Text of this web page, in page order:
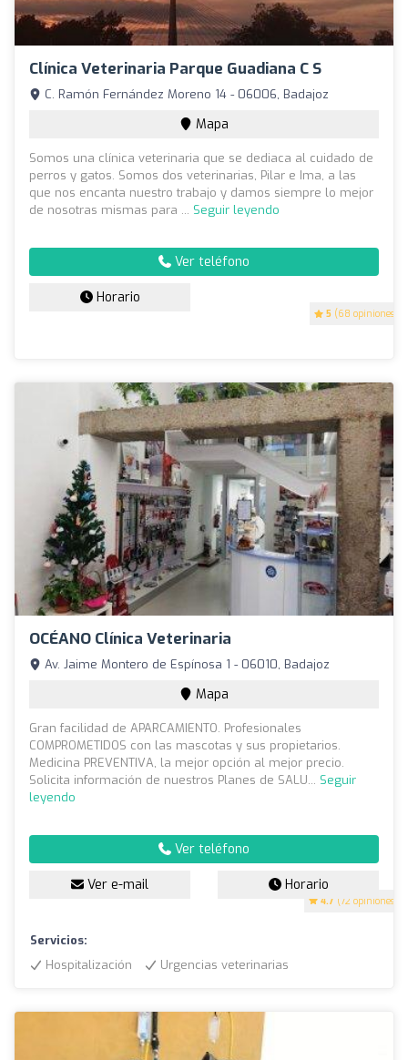
Clínica Veterinaria Parque Guadiana C S
5 (68 opiniones)
C. Ramón Fernández Moreno 14 - 06006, Badajoz
Mapa
Somos una clínica veterinaria que se dediaca al cuidado de
perros y gatos. Somos dos veterinarias, Pilar e Ima, a las
que nos encanta nuestro trabajo y damos siempre lo mejor
de nosotras mismas para ... Seguir leyendo
Ver teléfono
Horario
OCÉANO Clínica Veterinaria
4.7 (72 opiniones)
Av. Jaime Montero de Espínosa 1 - 06010, Badajoz
Mapa
Gran facilidad de APARCAMIENTO. Profesionales
COMPROMETIDOS con las mascotas y sus propietarios.
Medicina PREVENTIVA, la mejor opción al mejor precio.
Solicita información de nuestros Planes de SALU... Seguir
leyendo
Ver teléfono
Ver e-mail Horario
Servicios:
Hospitalización
Urgencias veterinarias